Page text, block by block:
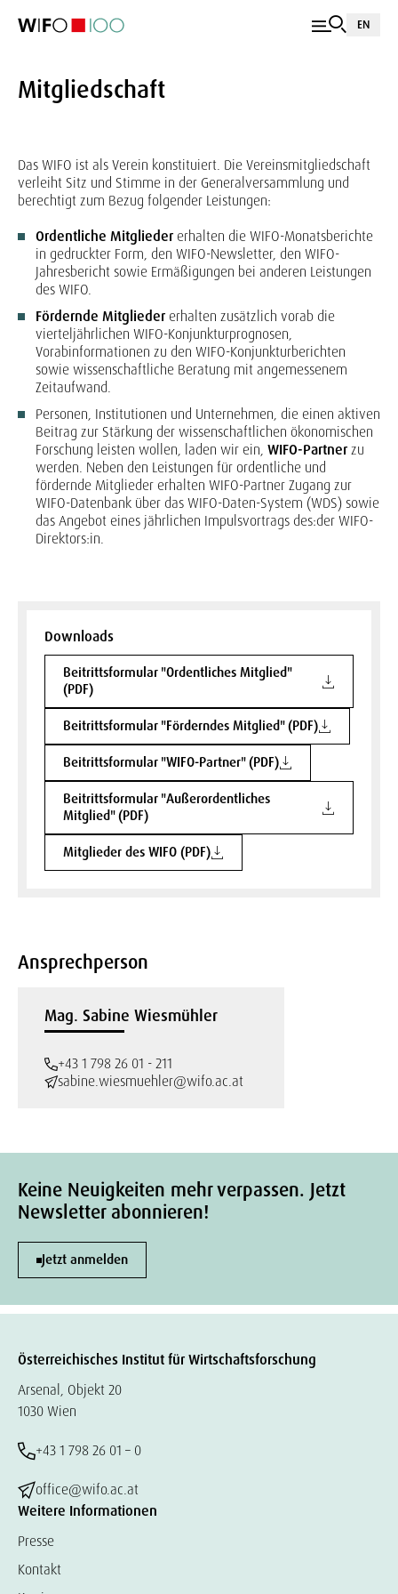
EN
Mitgliedschaft
Das WIFO ist als Verein konstituiert. Die Vereinsmitgliedschaft
verleiht Sitz und Stimme in der Generalversammlung und
berechtigt zum Bezug folgender Leistungen:
Ordentliche Mitgliedererhalten die WIFO-Monatsberichte
in gedruckter Form, den WIFO-Newsletter, den WIFO-
Jahresbericht sowie Ermäßigungen bei anderen Leistungen
des WIFO.
Fördernde Mitgliedererhalten zusätzlich vorab die
vierteljährlichen WIFO-Konjunkturprognosen,
Vorabinformationen zu den WIFO-Konjunkturberichten
sowie wissenschaftliche Beratung mit angemessenem
Zeitaufwand.
Personen, Institutionen und Unternehmen, die einen aktiven
Beitrag zur Stärkung der wissenschaftlichen ökonomischen
Forschung leisten wollen, laden wir ein, WIFO-Partnerzu
werden. Neben den Leistungen für ordentliche und
fördernde Mitglieder erhalten WIFO-Partner Zugang zur
WIFO-Datenbank über das WIFO-Daten-System (WDS) sowie
das Angebot eines jährlichen Impulsvortrags des:der WIFO-
Direktors:in.
Downloads
Beitrittsformular "Ordentliches Mitglied"
(PDF)
Beitrittsformular "Förderndes Mitglied" (PDF)
Beitrittsformular "WIFO-Partner" (PDF)
Beitrittsformular "Außerordentliches
Mitglied" (PDF)
Mitglieder des WIFO (PDF)
Ansprechperson
Mag. Sabine Wiesmühler
+43 1 798 26 01 - 211
sabine.wiesmuehler@wifo.ac.at
Keine Neuigkeiten mehr verpassen. Jetzt
Newsletter abonnieren!
Jetzt anmelden
Österreichisches Institut für Wirtschaftsforschung
Arsenal, Objekt 20
1030 Wien
+43 1 798 26 01 – 0
office@wifo.ac.at
Weitere Informationen
Presse
Kontakt